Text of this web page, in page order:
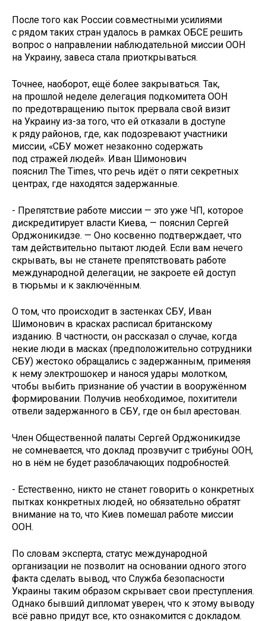
После того как России совместными усилиями
с рядом таких стран удалось в рамках ОБСЕ решить
вопрос о направлении наблюдательной миссии ООН
на Украину, завеса стала приоткрываться.
Точнее, наоборот, ещё более закрываться. Так,
на прошлой неделе делегация подкомитета ООН
по предотвращению пыток прервала свой визит
на Украину из-за того, что ей отказали в доступе
к ряду районов, где, как подозревают участники
миссии, «СБУ может незаконно содержать
под стражей людей». Иван Шимонович
пояснил The Times, что речь идёт о пяти секретных
центрах, где находятся задержанные.
- Препятствие работе миссии — это уже ЧП, которое
дискредитирует власти Киева, — пояснил Сергей
Орджоникидзе. — Оно косвенно подтверждает, что
там действительно пытают людей. Если вам нечего
скрывать, вы не станете препятствовать работе
международной делегации, не закроете ей доступ
в тюрьмы и к заключённым.
О том, что происходит в застенках СБУ, Иван
Шимонович в красках расписал британскому
изданию. В частности, он рассказал о случае, когда
некие люди в масках (предположительно сотрудники
СБУ) жестоко обращались с задержанным, применяя
к нему электрошокер и нанося удары молотком,
чтобы выбить признание об участии в вооружённом
формировании. Получив необходимое, похитители
отвели задержанного в СБУ, где он был арестован.
Член Общественной палаты Сергей Орджоникидзе
не сомневается, что доклад прозвучит с трибуны ООН,
но в нём не будет разоблачающих подробностей.
- Естественно, никто не станет говорить о конкретных
пытках конкретных людей, но обязательно обратят
внимание на то, что Киев помешал работе миссии
ООН.
По словам эксперта, статус международной
организации не позволит на основании одного этого
факта сделать вывод, что Служба безопасности
Украины таким образом скрывает свои преступления.
Однако бывший дипломат уверен, что к этому выводу
всё равно придут все, кто ознакомится с докладом.